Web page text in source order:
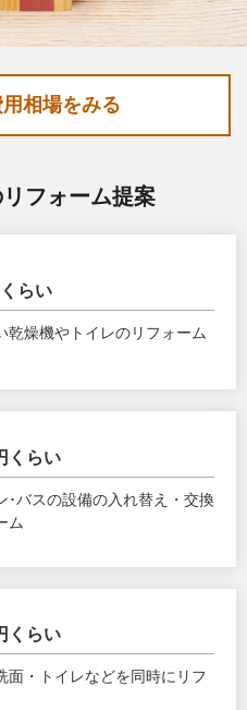
相場をみる
フォーム提案
らい
乾燥機やトイレのリフォーム
くらい
･バスの設備の入れ替え・交換
ム
くらい
面・トイレなどを同時にリフ